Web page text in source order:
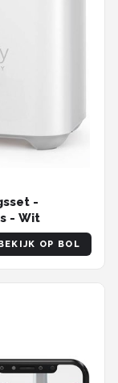
-
- Wit
BEKIJK OP BOL